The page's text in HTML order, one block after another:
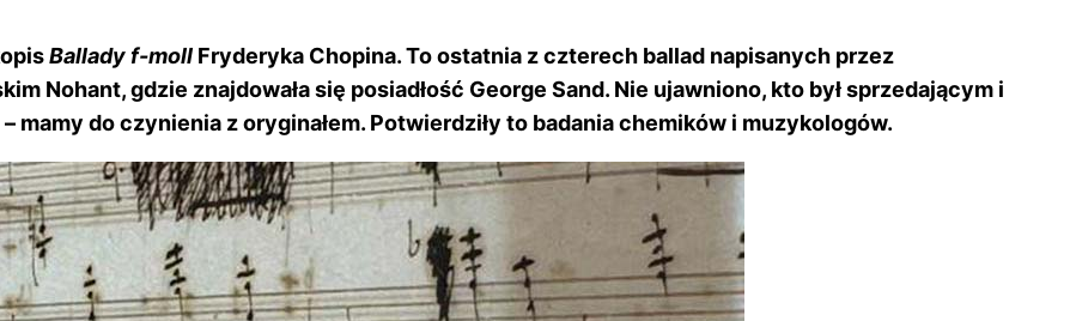
Ballady f-moll Fryderyka Chopina. To ostatnia z czterech ballad napisanych przez
Nohant, gdzie znajdowała się posiadłość George Sand. Nie ujawniono, kto był sprzedającym i
mamy do czynienia z oryginałem. Potwierdziły to badania chemików i muzykologów.